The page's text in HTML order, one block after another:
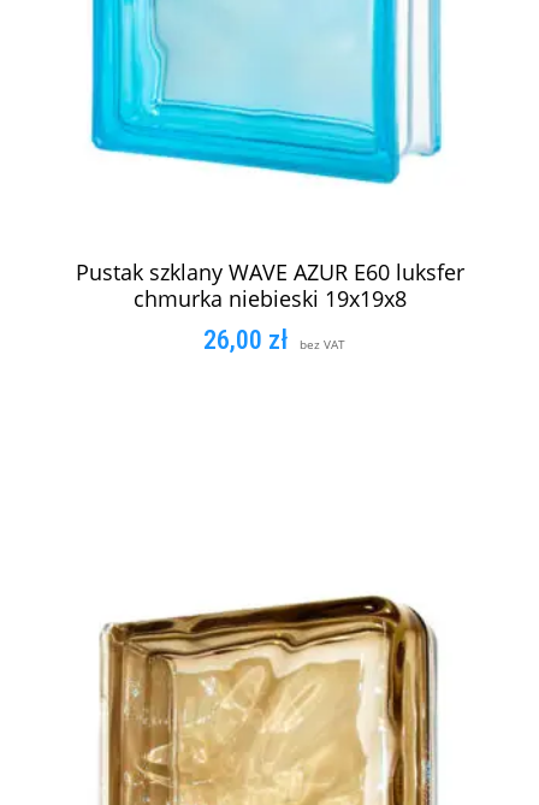
Pustak szklany WAVE AZUR E60 luksfer
chmurka niebieski 19x19x8
26,00 zł bez VAT